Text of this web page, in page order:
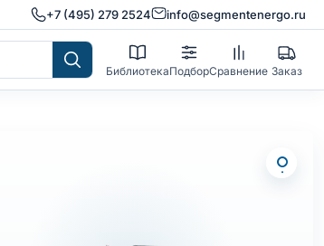
+7 (495) 279 2524 info@segmentenergo.ru
БиблиотекаПодборСравнение Заказ